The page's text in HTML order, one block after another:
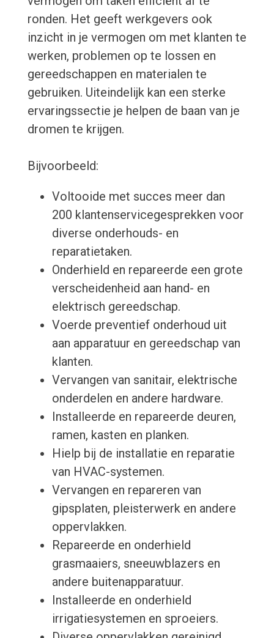
ronden. Het geeft werkgevers ook
inzicht in je vermogen om met klanten te
werken, problemen op te lossen en
gereedschappen en materialen te
gebruiken. Uiteindelijk kan een sterke
ervaringssectie je helpen de baan van je
dromen te krijgen.
Bijvoorbeeld:
Voltooide met succes meer dan
200 klantenservicegesprekken voor
diverse onderhouds- en
reparatietaken.
Onderhield en repareerde een grote
verscheidenheid aan hand- en
elektrisch gereedschap.
Voerde preventief onderhoud uit
aan apparatuur en gereedschap van
klanten.
Vervangen van sanitair, elektrische
onderdelen en andere hardware.
Installeerde en repareerde deuren,
ramen, kasten en planken.
Hielp bij de installatie en reparatie
van HVAC-systemen.
Vervangen en repareren van
gipsplaten, pleisterwerk en andere
oppervlakken.
Repareerde en onderhield
grasmaaiers, sneeuwblazers en
andere buitenapparatuur.
Installeerde en onderhield
irrigatiesystemen en sproeiers.